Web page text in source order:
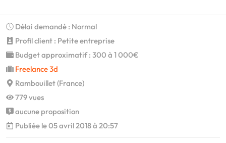
Délai demandé : Normal
Profil client : Petite entreprise
Budget approximatif : 300 à 1 000€
Freelance 3d
Rambouillet (France)
779 vues
aucune proposition
Publiée le 05 avril 2018 à 20:57